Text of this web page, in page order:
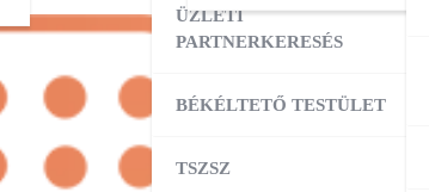
ÜZLETI
PARTNERKERESÉS
BÉKÉLTETŐ TESTÜLET
TSZSZ